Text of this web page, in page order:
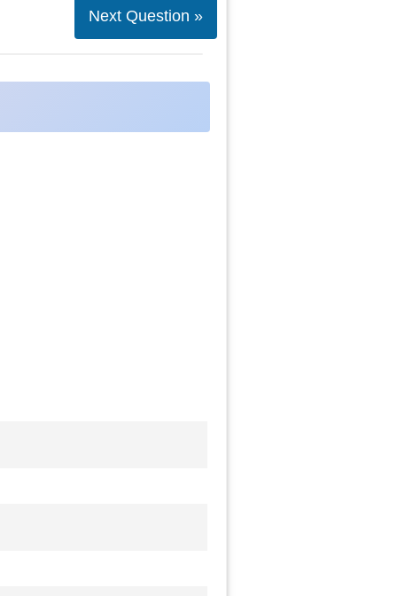
Next Question »